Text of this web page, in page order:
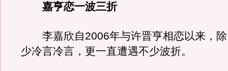
嘉亨恋一波三折
李嘉欣自2006年与许晋亨相恋以来，除
少冷言冷言，更一直遭遇不少波折。